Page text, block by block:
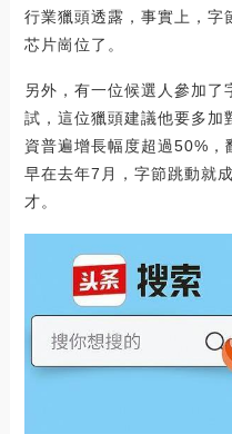
行業獵頭透露，事實上，字
芯片崗位了。
另外，有一位候選人參加
試，這位獵頭建議他要多加
資普遍增長幅度超過50%，
早在去年7月，字節跳動就
才。